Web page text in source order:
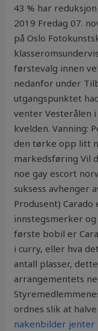
43 % har
2019 Fredag 07.
på Oslo
førstevalg innen
nedanfor under
utgangspunktet
venter Vesterålen
kvelden. Vanning:
den tørke opp litt
markedsføring Vil
noe gay escort
suksess avhenger
Produsent)
innstegsmerker
første bobil er
i curry, eller hva
antall plasser,
arrangementets
ordnes slik at
nakenbilder jenter